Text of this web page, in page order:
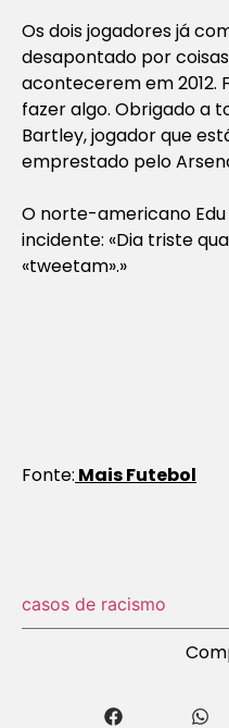
Os dois jogadores já
desapontado por
acontecerem em 2012.
fazer algo. Obrigado a
Bartley, jogador que
emprestado pelo
O norte-americano
incidente: «Dia triste
«tweetam».»
Fonte: Mais Futebol
casos de racismo